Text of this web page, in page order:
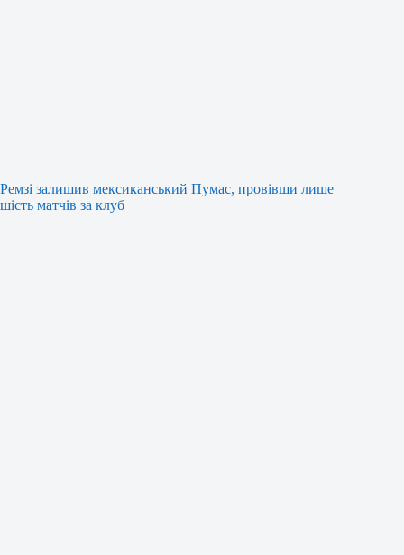
Ремзі залишив мексиканський Пумас, провівши лише
шість матчів за клуб